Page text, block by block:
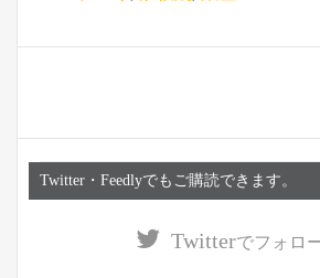
Twitter・Feedlyでもご購読できます。
Twitterでフォロ